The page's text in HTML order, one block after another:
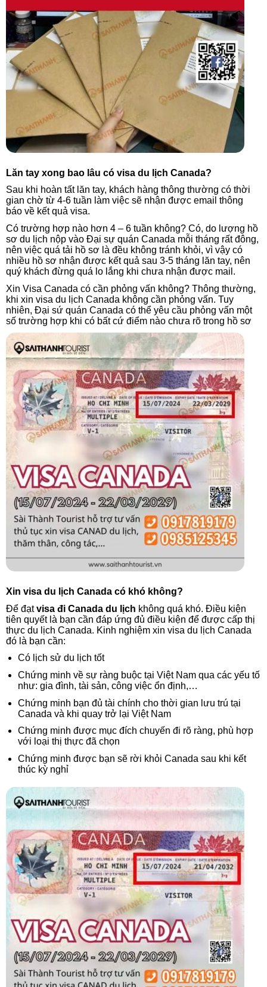
Lăn tay xong bao lâu có visa du lịch Canada?
Sau khi hoàn tất lăn tay, khách hàng thông thường có thời
gian chờ từ 4-6 tuần làm việc sẽ nhận được email thông
báo về kết quả visa.
Có trường hợp nào hơn 4 – 6 tuần không? Có, do lượng hồ
sơ du lịch nộp vào Đại sự quán Canada mỗi tháng rất đông,
nên việc quá tải hồ sơ là đều không tránh khỏi, vì vậy có
nhiều hồ sơ nhận được kết quả sau 3-5 tháng lăn tay, nên
quý khách đừng quá lo lắng khi chưa nhận được mail.
Xin Visa Canada có cần phỏng vấn không? Thông thường,
khi xin visa du lịch Canada không cần phỏng vấn. Tuy
nhiên, Đại sứ quán Canada có thể yêu cầu phỏng vấn một
số trường hợp khi có bất cứ điểm nào chưa rõ trong hồ sơ
Xin visa du lịch Canada có khó không?
Để đạtvisa đi Canada du lịch không quá khó. Điều kiện
tiên quyết là bạn cần đáp ứng đủ điều kiện để được cấp thị
thực du lịch Canada. Kinh nghiệm xin visa du lịch Canada
đó là bạn cần:
Có lịch sử du lịch tốt
Chứng minh về sự ràng buộc tại Việt Nam qua các yếu tố
như: gia đình, tài sản, công việc ổn định,…
Chứng minh bạn đủ tài chính cho thời gian lưu trú tại
Canada và khi quay trở lại Việt Nam
Chứng minh được mục đích chuyến đi rõ ràng, phù hợp
với loại thị thực đã chọn
Chứng minh được bạn sẽ rời khỏi Canada sau khi kết
thúc kỳ nghỉ